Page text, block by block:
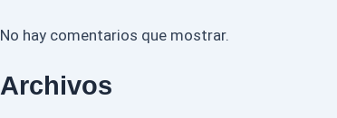
No hay comentarios que mostrar.
Archivos